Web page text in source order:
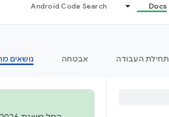
Docs
Android Code Search
תחילת העבודה אבטחה נושאים